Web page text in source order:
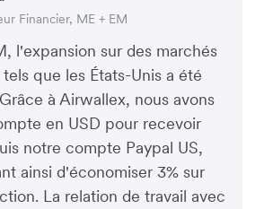
l'expansion sur des marchés
que les États-Unis a été
à Airwallex, nous avons
en USD pour recevoir
notre compte Paypal US,
ainsi d'économiser 3% sur
La relation de travail avec
Financier, ME + EM
Co-Fondateur, Scan.com
et PDG, Brandbassador
Fondateur, Young Goat
& PDG, July
Financier, Zoomo
e-commerce, Northern Spirit